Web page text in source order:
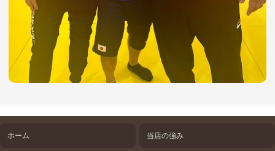
ホーム 当店の強み